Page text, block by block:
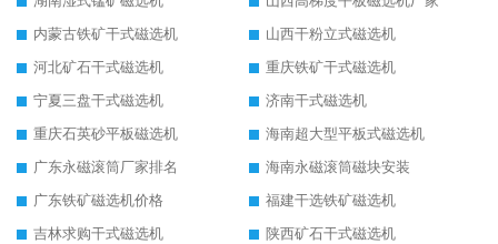
内蒙古铁矿干式磁选机
山西干粉立式磁选机
河北矿石干式磁选机
重庆铁矿干式磁选机
宁夏三盘干式磁选机
济南干式磁选机
重庆石英砂平板磁选机
海南超大型平板式磁选机
广东永磁滚筒厂家排名
海南永磁滚筒磁块安装
广东铁矿磁选机价格
福建干选铁矿磁选机
吉林求购干式磁选机
陕西矿石干式磁选机